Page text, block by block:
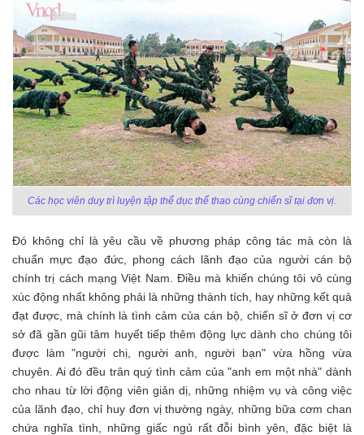
Các học viên duy trì luyện tập thể dục thể thao cùng chiến sĩ tại đơn vị.
Đó không chỉ là yêu cầu về phương pháp công tác mà còn là
chuẩn mực đạo đức, phong cách lãnh đạo của người cán bộ
chính trị cách mạng Việt Nam. Điều mà khiến chúng tôi vô cùng
xúc động nhất không phải là những thành tích, hay những kết quả
đạt được, mà chính là tình cảm của cán bộ, chiến sĩ ở đơn vị cơ
sở đã gần gũi tâm huyết tiếp thêm động lực dành cho chúng tôi
được làm "người chị, người anh, người bạn" vừa hồng vừa
chuyên. Ai đó đều trân quý tình cảm của "anh em một nhà" dành
cho nhau từ lời động viên giản dị, những nhiệm vụ và công việc
của lãnh đạo, chỉ huy đơn vị thường ngày, những bữa cơm chan
chứa nghĩa tình, những giấc ngủ rất đỗi bình yên, đặc biệt là